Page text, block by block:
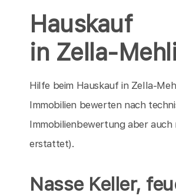
Hauskauf
in Zella-
Hilfe beim Hauskauf in Zella-
Immobilien bewerten nach
Immobilienbewertung aber
erstattet).
Nasse Keller,